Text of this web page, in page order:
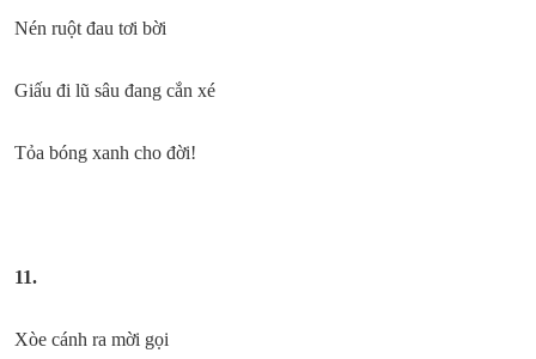
Nén ruột đau tơi bời
Giấu đi lũ sâu đang cắn xé
Tỏa bóng xanh cho đời!
11.
Xòe cánh ra mời gọi